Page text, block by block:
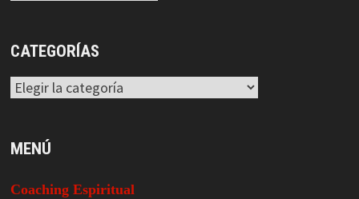
CATEGORÍAS
Categorías
MENÚ
Coaching Espiritual